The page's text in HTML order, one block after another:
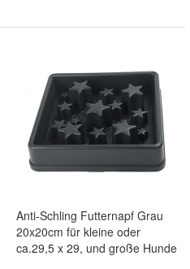
Anti-Schling Futternapf Grau
20x20cm für kleine oder
ca.29,5 x 29, und große Hunde